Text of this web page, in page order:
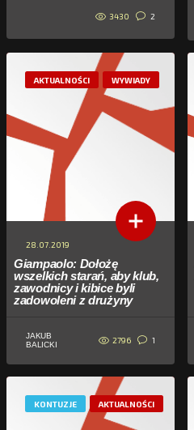
3430 2
AKTUALNOŚCI WYWIADY
28.07.2019
Giampaolo: Dołożę
wszelkich starań, aby klub,
zawodnicy i kibice byli
zadowoleni z drużyny
JAKUB
BALICKI
2796 1
KONTUZJE AKTUALNOŚCI